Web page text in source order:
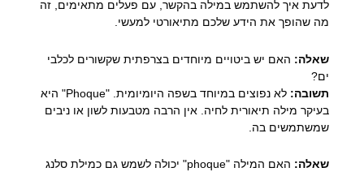
לדעת איך להשתמש במילה בהקשר, עם פעלים מתאימים, זה
מה שהופך את הידע שלכם מתיאורטי למעשי.
שאלה: האם יש ביטויים מיוחדים בצרפתית שקשורים לכלבי
ים?
תשובה:
לא נפוצים במיוחד בשפה היומיומית. "Phoque" היא
בעיקר מילה תיאורית לחיה. אין הרבה מטבעות לשון או ניבים
שמשתמשים בה.
שאלה:
האם המילה "phoque" יכולה לשמש גם כמילת סלנג